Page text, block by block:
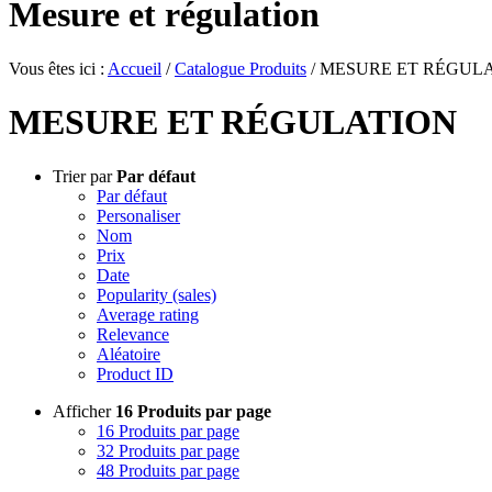
Mesure et régulation
Vous êtes ici : Accueil / Catalogue Produits / MESURE ET
MESURE ET RÉGULATION
Trier parPar défaut
Par défaut
Personaliser
Nom
Prix
Date
Popularity (sales)
Average rating
Relevance
Aléatoire
Product ID
Afficher 16 Produits par page
16 Produits par page
32 Produits par page
48 Produits par page